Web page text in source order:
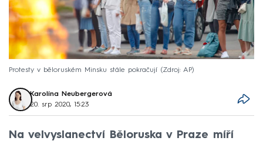
Protesty v běloruském Minsku stále pokračují Zdroj: AP
Karolína Neubergerová
20. srp 2020, 15:23
Na velvyslanectví Běloruska v Praze míří